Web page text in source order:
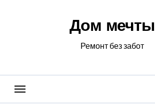
Дом мечты
Ремонт без забот